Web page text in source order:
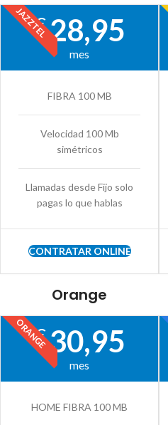
JAZZTEL
€28,95
mes
FIBRA 100 MB
Velocidad 100 Mb
simétricos
Llamadas desde Fijo solo
pagas lo que hablas
CONTRATAR ONLINE
Orange
ORANGE
€30,95
mes
HOME FIBRA 100 MB